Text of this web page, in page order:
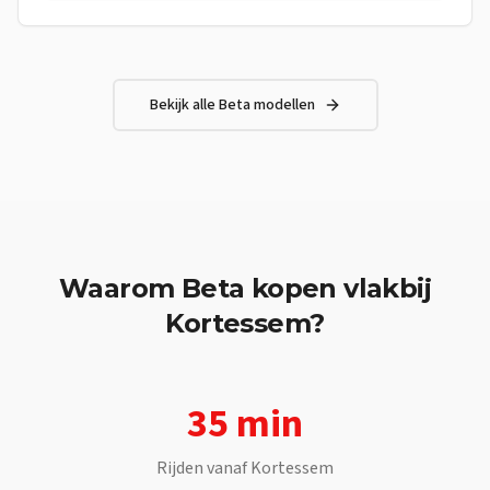
gebruik en om met vertrouwen te leren rijden.Frame Frame:
mm Max. hoogte: 1185 mm Motor Type: Eencilinder, 4-takt,
Bekijk alle Betamodellen
Waarom Beta kopen vlakbij
Kortessem?
35 min
Rijden vanafKortessem